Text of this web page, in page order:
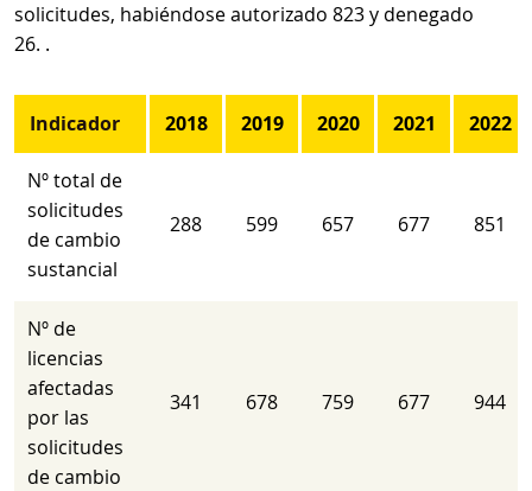
solicitudes, habiéndose autorizado 823 y denegado
26. .
Indicador 2018 2019 2020 2021 2022
Nº total de
solicitudes
de cambio
sustancial
288 599 657 677 851
Nº de
licencias
afectadas
por las
solicitudes
de cambio
341 678 759 677 944